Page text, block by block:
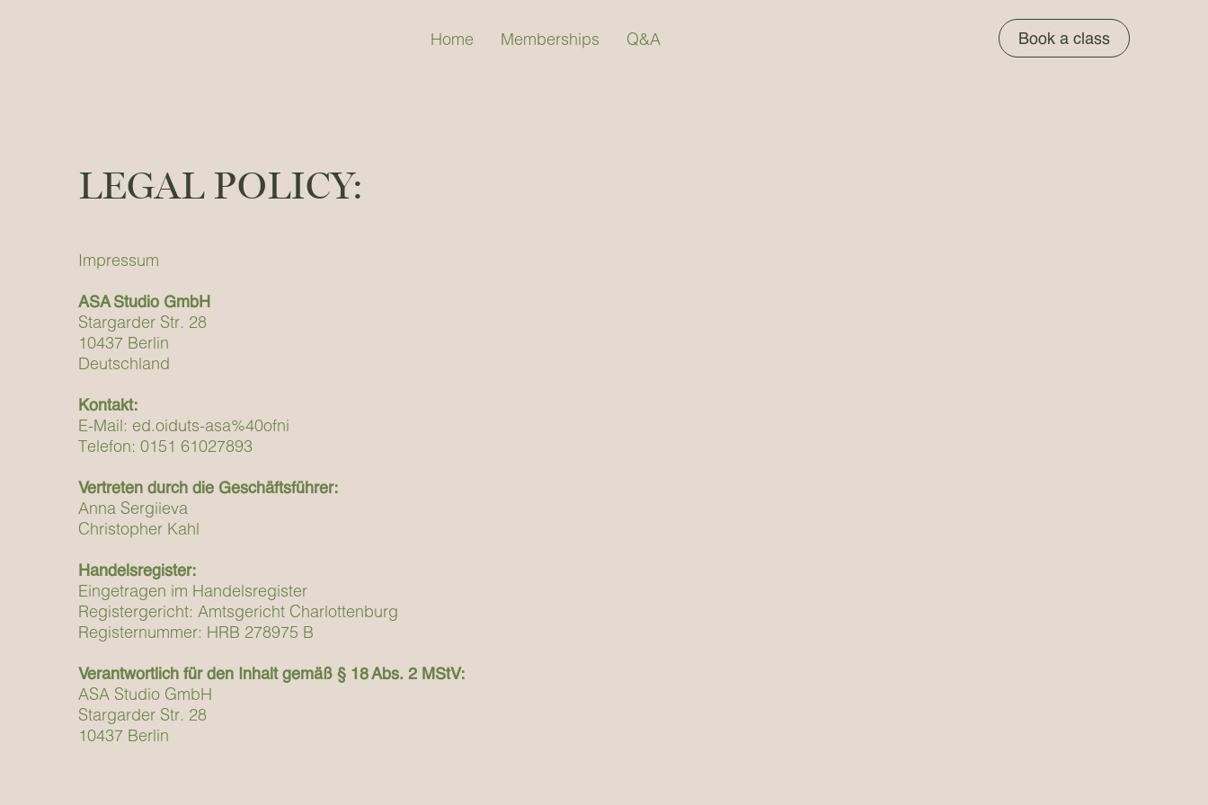
Home Memberships Q&A Book a class
LEGAL POLICY:
Impressum
ASA Studio GmbH
Stargarder Str. 28
10437 Berlin
Deutschland
Kontakt:
E-Mail: ed.oiduts-asa%40ofni
Telefon: 0151 61027893
Vertreten durch die Geschäftsführer:
Anna Sergiieva
Christopher Kahl
Handelsregister:
Eingetragen im Handelsregister
Registergericht: Amtsgericht Charlottenburg
Registernummer: HRB 278975 B
Verantwortlich für den Inhalt gemäß § 18 Abs. 2 MStV:
ASA Studio GmbH
Stargarder Str. 28
10437 Berlin